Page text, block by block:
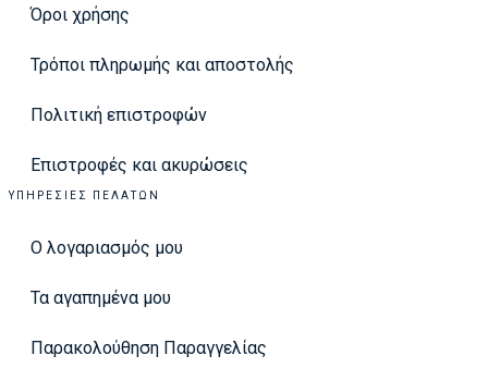
Όροι χρήσης
Τρόποι πληρωμής και αποστολής
Πολιτική επιστροφών
Επιστροφές και ακυρώσεις
ΥΠΗΡΕΣΊΕΣ ΠΕΛΑΤΏΝ
Ο λογαριασμός μου
Τα αγαπημένα μου
Παρακολούθηση Παραγγελίας